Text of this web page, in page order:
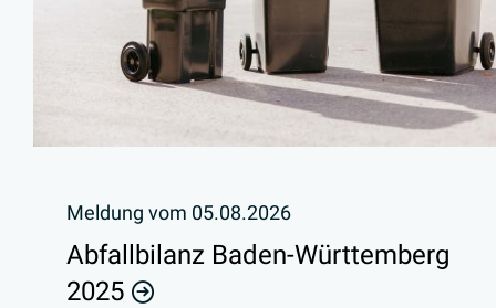
Meldung vom 05.08.2026
Abfallbilanz Baden-Württemberg
2025